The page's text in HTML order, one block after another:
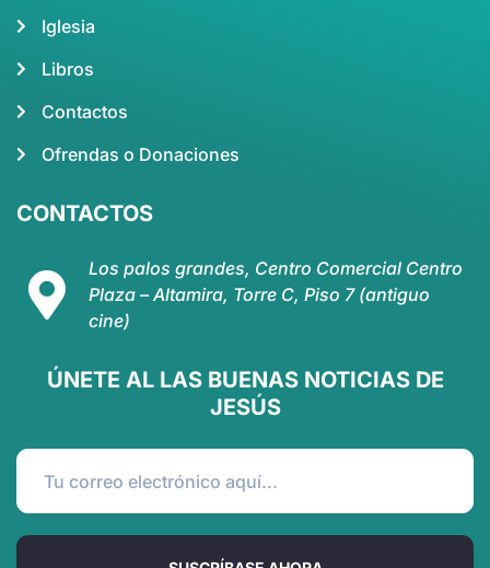
Iglesia
Libros
Contactos
Ofrendas o Donaciones
CONTACTOS
Los palos grandes, Centro Comercial Centro
Plaza – Altamira, Torre C, Piso 7 (antiguo
cine)
ÚNETE AL LAS BUENAS NOTICIAS DE
JESÚS